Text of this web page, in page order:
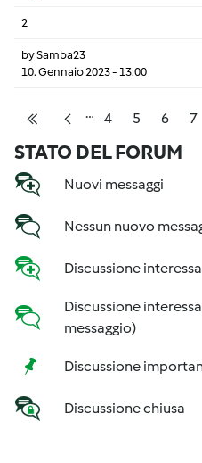
2
bySamba23
10. Gennaio 2023 - 13:00
Pagination
Prima paginaPagina precedente
… Pagina
4 Pagina
5 Pagina
6 7
STATO DEL FORUM
Nuovi messaggi
Nessun nuovo
Discussione
Discussione
messaggio)
Discussione
Discussione chiusa